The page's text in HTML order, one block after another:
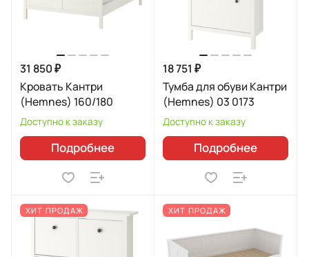
31 850 ₽
Кровать Кантри
(Hemnes) 160/180
Доступно к заказу
Подробнее
18 751 ₽
Тумба для обуви Кантри
(Hemnes) 03 0173
Доступно к заказу
Подробнее
ХИТ ПРОДАЖ ХИТ ПРОДАЖ